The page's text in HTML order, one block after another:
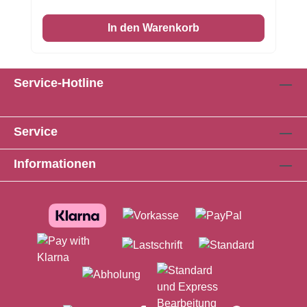
(Ware völlig in Ordnung) ist oder leichte
Beschädigungen aufweisen (meist ist nur ein
In den Warenkorb
Service-Hotline
Service
Informationen